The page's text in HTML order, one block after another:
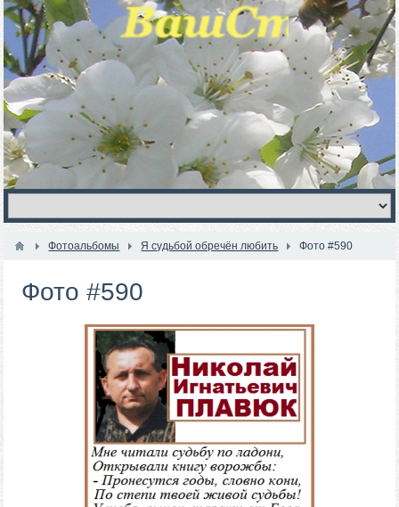
Фотоальбомы Я судьбой обречён любить Фото #590
Фото #590